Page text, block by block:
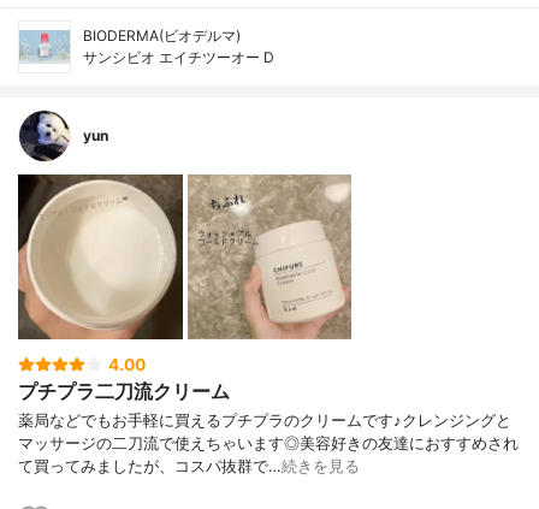
BIODERMA(ビオデルマ)
サンシビオ エイチツーオー D
yun
4.00
プチプラ二刀流クリーム
薬局などでもお手軽に買えるプチプラのクリームです♪クレンジングと
マッサージの二刀流で使えちゃいます◎美容好きの友達におすすめされ
て買ってみましたが、コスパ抜群で…続きを見る